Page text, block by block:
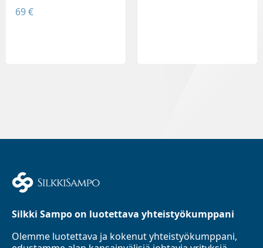
69 €
Silkki Sampo on luotettava yhteistyökumppani
Olemme luotettava ja kokenut yhteistyökumppani,